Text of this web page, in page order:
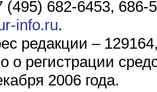
(495) 682-6453, 686-
info.ru.
редакции –
о регистрации
2006 года.